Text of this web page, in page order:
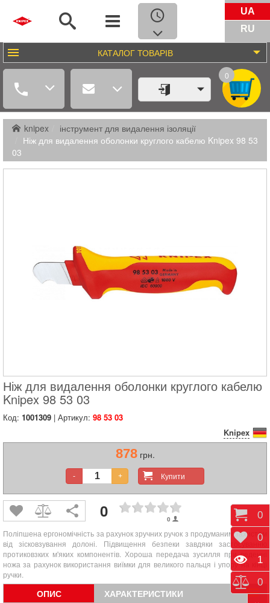
UA
RU
КАТАЛОГ ТОВАРІВ
0
knipex
інструмент для видалення ізоляції
Ніж для видалення оболонки круглого кабелю Knipex 98 53
03
Ніж для видалення оболонки круглого кабелю
Knipex 98 53 03
Код: 1001309 | Артикул: 98 53 03
Knipex
878грн.
Купити
- +
0 0
Поліпшена ергономічність за рахунок зручних ручок з продуманим захистом
від зісковзування долоні. Підвищення безпеки завдяки застосуванню
протиковзких м'яких компонентів. Хороша передача зусилля при веденні
ножа за рахунок використання виїмки для великого пальця і упору на кінці
ручки.
ОПИС ХАРАКТЕРИСТИКИ
0
0
1
0